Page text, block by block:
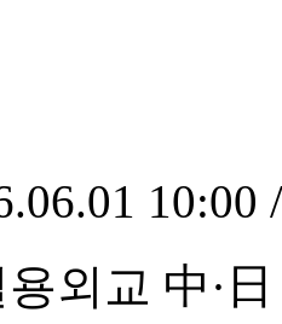
10:00
외교 中·